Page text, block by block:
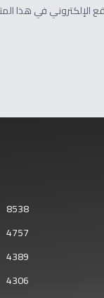
الإلكتروني في هذا
8538
4757
4389
4306